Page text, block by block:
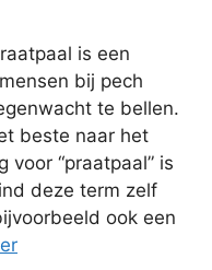
is een
bij pech
te bellen.
beste naar het
voor “praatpaal” is
deze term zelf
ook een